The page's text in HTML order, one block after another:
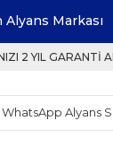
Markası
2 YIL GARANTI
WhatsApp Alyans